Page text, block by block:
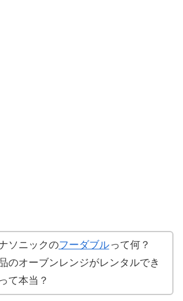
ソニックのフーダブルって何？
のオーブンレンジがレンタルでき
て本当？